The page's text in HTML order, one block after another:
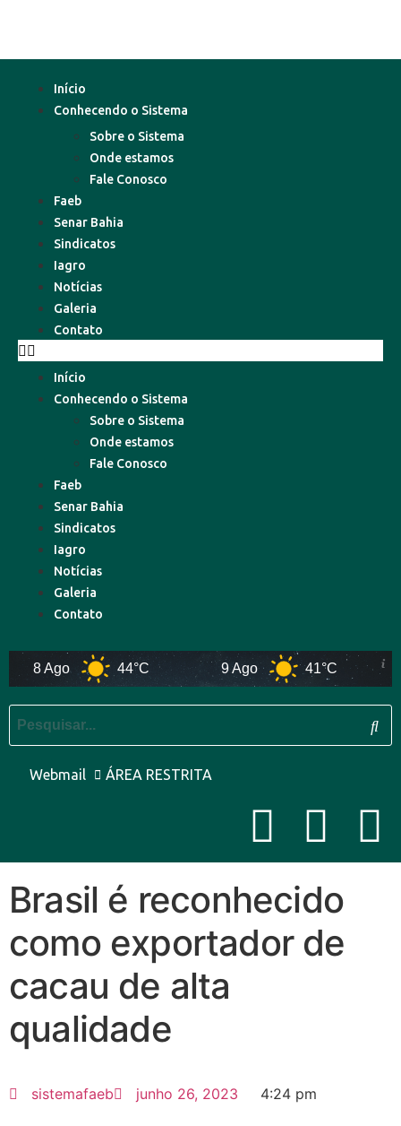
Início
Conhecendo o Sistema
Sobre o Sistema
Onde estamos
Fale Conosco
Faeb
Senar Bahia
Sindicatos
Iagro
Notícias
Galeria
Contato
Início
Conhecendo o Sistema
Sobre o Sistema
Onde estamos
Fale Conosco
Faeb
Senar Bahia
Sindicatos
Iagro
Notícias
Galeria
Contato
8 Ago 44°C 9 Ago 41°C
Webmail ÁREA RESTRITA
Brasil é reconhecido
como exportador de
cacau de alta
qualidade
sistemafaeb junho 26, 2023 4:24 pm